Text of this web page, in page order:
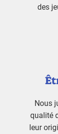
des
Nous
qualité
leur